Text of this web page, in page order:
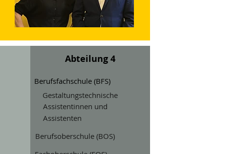
Abteilung 4
Berufsfachschule (BFS)
Assistentinnen und
Gestaltungstechnische
Assistenten
Berufsoberschule (BOS)